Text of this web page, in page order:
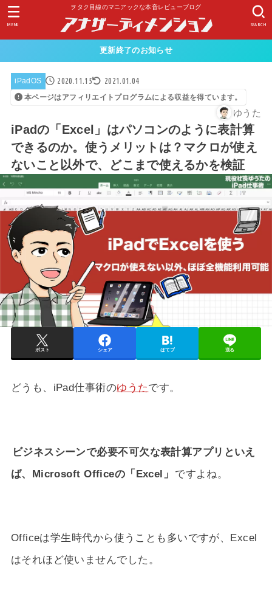
ヲタク目線のマニアックな本音レビューブログ
SEARCH
MENU
更新終了のお知らせ
iPadOS 2020.11.15 2021.01.04
本ページはアフィリエイトプログラムによる収益を得ています。
ゆうた
iPadの「Excel」はパソコンのように表計算
できるのか。使うメリットは？マクロが使え
ないこと以外で、どこまで使えるかを検証
ポスト シェア はてブ 送る
どうも、iPad仕事術のゆうたです。
ビジネスシーンで必要不可欠な表計算アプリといえ
ば、Microsoft Officeの「Excel」 ですよね。
Officeは学生時代から使うことも多いですが、Excel
はそれほど使いませんでした。